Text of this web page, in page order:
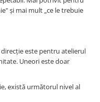
și mai mult „ce le trebuie
este pentru atelierul
Uneori este doar
există următorul nivel al